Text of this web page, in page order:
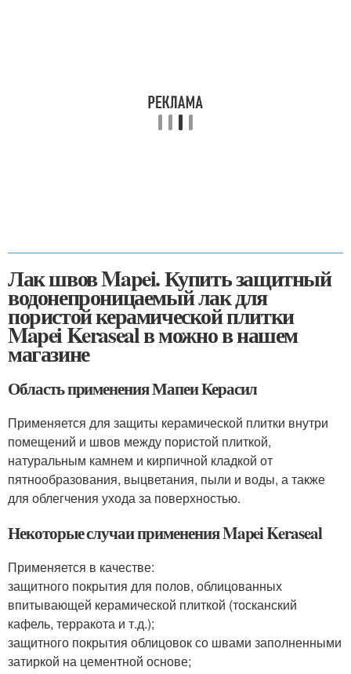
Лак швов Mapei. Купить защитный
водонепроницаемый лак для
пористой керамической плитки
Mapei Keraseal в можно в нашем
магазине
Область применения Мапеи Керасил
Применяется для защиты керамической плитки внутри
помещений и швов между пористой плиткой,
натуральным камнем и кирпичной кладкой от
пятнообразования, выцветания, пыли и воды, а также
для облегчения ухода за поверхностью.
Некоторые случаи применения Mapei Keraseal
Применяется в качестве:
защитного покрытия для полов, облицованных
впитывающей керамической плиткой (тосканский
кафель, терракота и т.д.);
защитного покрытия облицовок со швами заполненными
затиркой на цементной основе;